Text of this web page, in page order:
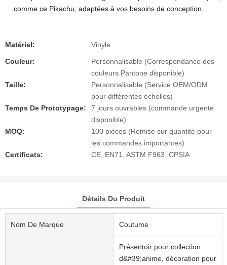
comme ce Pikachu, adaptées à vos besoins de conception.
Matériel: Vinyle
Couleur:
Personnalisable (Correspondance des
couleurs Pantone disponible)
Taille:
Personnalisable (Service OEM/ODM
pour différentes échelles)
Temps De Prototypage:
7 jours ouvrables (commande urgente
disponible)
MOQ:
100 pièces (Remise sur quantité pour
les commandes importantes)
Certificats:
CE, EN71, ASTM F963, CPSIA
Détails Du Produit
Nom De Marque Coutume
Présentoir pour collection
d&#39;anime, décoration pour